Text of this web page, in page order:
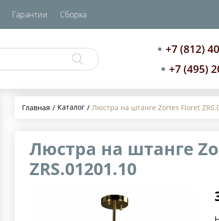
Гарантии Сборка
+7 (812)
+7 (495)
Главная Каталог Люстра на штанге Zortes Floret
Люстра на штанге
ZRS.01201.10